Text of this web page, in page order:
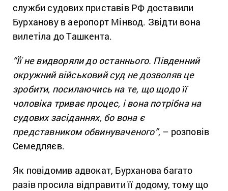
служби судових приставів РФ доставили
Бурханову в аеропорт Мінвод. Звідти вона
вилетіла до Ташкента.
“Її не видворяли до останнього. Південний
окружний військовий суд не дозволяв це
зробити, посилаючись на те, що щодо її
чоловіка триває процес, і вона потрібна на
судових засіданнях, бо вона є
представником обвинуваченого”, – розповів
Семедляєв.
Як повідомив адвокат, Бурханова багато
разів просила відправити її додому, тому що